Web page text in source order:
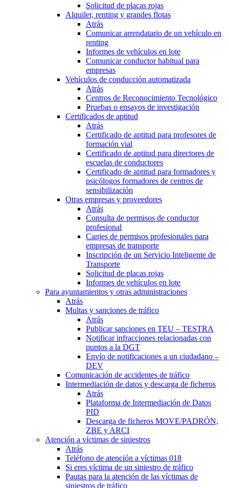
Solicitud de placas rojas
Alquiler, renting y grandes flotas
Atrás
Comunicar arrendatario de un vehículo en
renting
Informes de vehículos en lote
Comunicar conductor habitual para
empresas
Vehículos de conducción automatizada
Atrás
Centros de Reconocimiento Tecnológico
Pruebas o ensayos de investigación
Certificados de aptitud
Atrás
Certificado de aptitud para profesores de
formación vial
Certificado de aptitud para directores de
escuelas de conductores
Certificado de aptitud para formadores y
psicólogos formadores de centros de
sensibilización
Otras empresas y proveedores
Atrás
Consulta de permisos de conductor
profesional
Canjes de permisos profesionales para
empresas de transporte
Inscripción de un Servicio Inteligente de
Transporte
Solicitud de placas rojas
Informes de vehículos en lote
Para ayuntamientos y otras administraciones
Atrás
Multas y sanciones de tráfico
Atrás
Publicar sanciones en TEU – TESTRA
Notificar infracciones relacionadas con
puntos a la DGT
Envío de notificaciones a un ciudadano –
DEV
Comunicación de accidentes de tráfico
Intermediación de datos y descarga de ficheros
Atrás
Plataforma de Intermediación de Datos
PID
Descarga de ficheros MOVE/PADRÓN,
ZBE y ARCI
Atención a víctimas de siniestros
Atrás
Teléfono de atención a víctimas 018
Si eres víctima de un siniestro de tráfico
Pautas para la atención de las víctimas de
siniestros de tráfico